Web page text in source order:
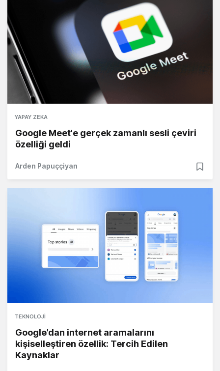
YAPAY ZEKA
Google Meet'e gerçek zamanlı sesli çeviri
özelliği geldi
Arden Papuççiyan
TEKNOLOJI
Google’dan internet aramalarını
kişiselleştiren özellik: Tercih Edilen
Kaynaklar